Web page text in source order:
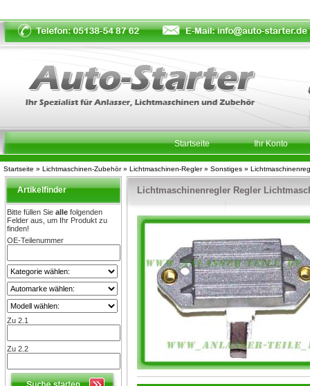
Startseite » Lichtmaschinen-Zubehör» Lichtmaschinen-Regler» Sonstiges »
Startseite Ihr Konto
Artikelfinder
Bitte füllen Sie alle folgenden
Felder aus, um Ihr Produkt zu
finden!
OE-Teilenummer
Zu 2.1
Zu 2.2
Lichtmaschinenregler Regler